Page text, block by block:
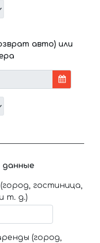
авто) или
гостиница,
т. д.)
(город,